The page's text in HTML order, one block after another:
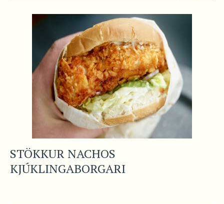
STÖKKUR NACHOS
KJÚKLINGABORGARI